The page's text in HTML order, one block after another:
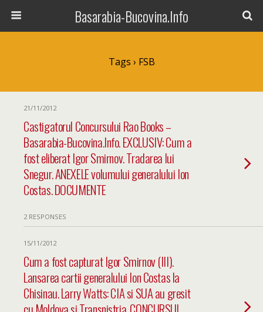
Basarabia-Bucovina.Info
Tags › FSB
21/11/2012
Castigatorul Concursului Rao Books –
Basarabia-Bucovina.Info. EXCLUSIV: Cum a
fost eliberat Igor Smirnov. Tradarea lui
Snegur. ANEXELE volumului generalului Ion
Costas. DOCUMENTE
2 RESPONSES
15/11/2012
Cum a fost capturat Igor Smirnov (III).
Lansarea cartii generalului Ion Costas la
Chisinau. Larry Watts: CIA si SUA au gresit